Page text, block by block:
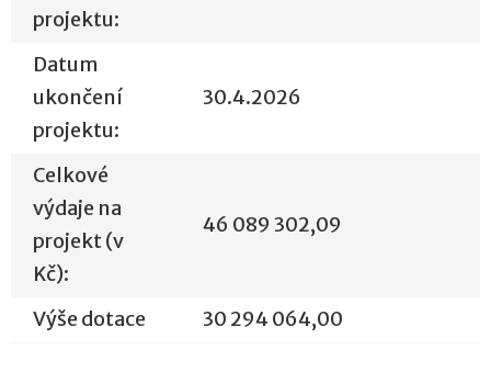
projektu:
Datum
ukončení
projektu:
30.4.2026
Celkové
výdaje na
projekt (v
Kč):
46 089 302,09
Výše dotace 30 294 064,00